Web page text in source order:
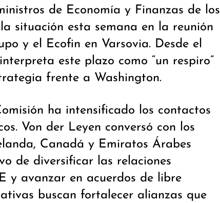
de Economía y Finanzas de los
situación esta semana en la reunión
y el Ecofin en Varsovia. Desde el
este plazo como “un respiro”
frente a Washington.
ha intensificado los contactos
Von der Leyen conversó con los
Canadá y Emiratos Árabes
de diversificar las relaciones
y avanzar en acuerdos de libre
buscan fortalecer alianzas que